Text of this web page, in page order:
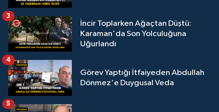
İncir Toplarken Ağaçtan Düştü:
Karaman'da Son Yolculuğuna
Uğurlandı
3
Görev Yaptığı İtfaiyeden Abdullah
Dönmez'e Duygusal Veda
4
5